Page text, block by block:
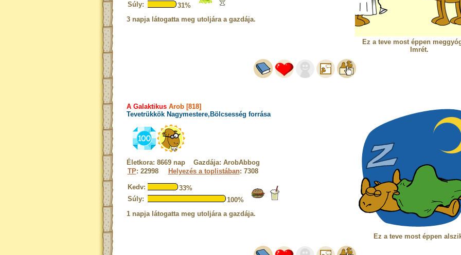
Súly:
31%
3 napja látogatta meg utoljára a gazdája.
Ez a teve most éppen
Imrét.
A GalaktikusArob [818]
Tevetrükkök Nagymestere,Bölcsesség forrása
Életkora: 8669 nap Gazdája: ArobAbbog
TP: 22998 Helyezés a toplistában: 7308
Kedv:
33%
Súly:
100%
1 napja látogatta meg utoljára a gazdája.
Ez a teve most éppen